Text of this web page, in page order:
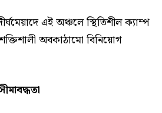
এই অঞ্চলে স্থিতিশীল ক্যাম্প
অবকাঠামো বিনিয়োগ